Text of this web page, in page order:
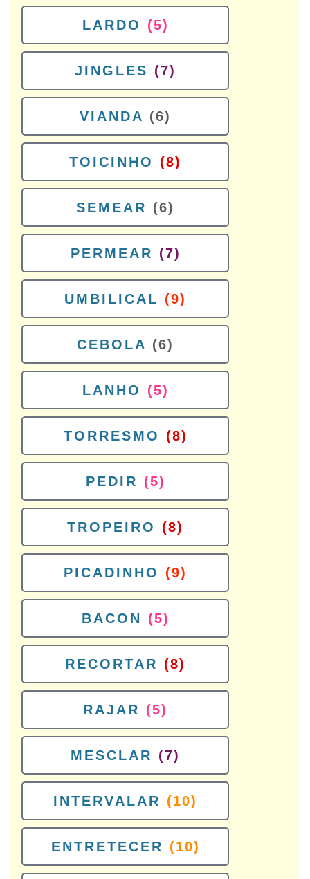
LARDO (5)
JINGLES (7)
VIANDA (6)
TOICINHO (8)
SEMEAR (6)
PERMEAR (7)
UMBILICAL (9)
CEBOLA (6)
LANHO (5)
TORRESMO (8)
PEDIR (5)
TROPEIRO (8)
PICADINHO (9)
BACON (5)
RECORTAR (8)
RAJAR (5)
MESCLAR (7)
INTERVALAR (10)
ENTRETECER (10)